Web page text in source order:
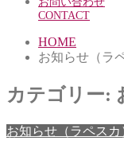
CONTACT
HOME
お知らせ（ラ
カテゴリー:
お知らせ（ラペスカ